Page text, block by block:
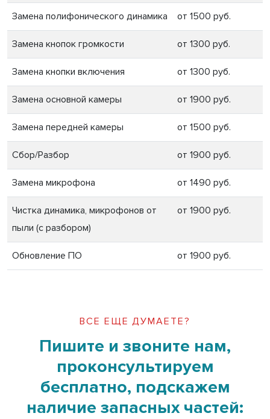
Замена полифонического динамика от 1500 руб.
Замена кнопок громкости от 1300 руб.
Замена кнопки включения от 1300 руб.
Замена основной камеры от 1900 руб.
Замена передней камеры от 1500 руб.
Сбор/Разбор от 1900 руб.
Замена микрофона от 1490 руб.
Чистка динамика, микрофонов от
пыли (с разбором)
от 1900 руб.
Обновление ПО от 1900 руб.
ВСЕ ЕЩЕ ДУМАЕТЕ?
Пишите и звоните нам,
проконсультируем
бесплатно, подскажем
наличие запасных частей: